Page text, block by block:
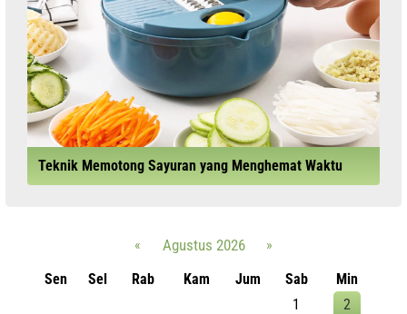
Teknik Memotong Sayuran yang Menghemat Waktu
« Agustus 2026
»
Sen
Sel Rab Kam Jum Sab
Min
1
2